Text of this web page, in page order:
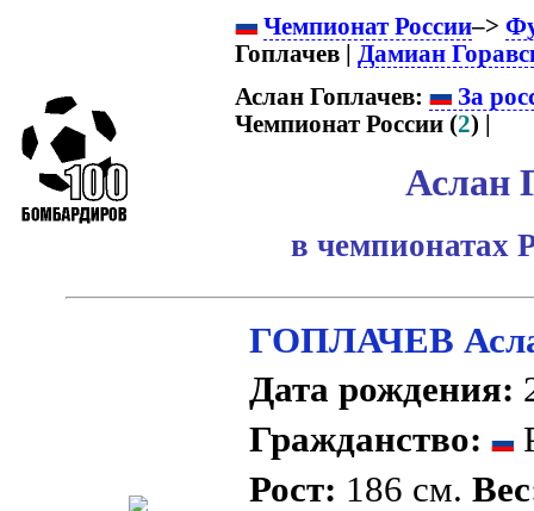
Чемпионат России–>
Гоплачев | Дамиан
Аслан Гоплачев:
За
Чемпионат России (2) |
Аслан
в чемпионатах
ГОПЛАЧЕВ
Дата рождения:
Гражданство:
Рост: 186 см.